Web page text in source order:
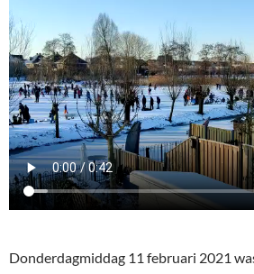
Donderdagmiddag 11 februari 2021